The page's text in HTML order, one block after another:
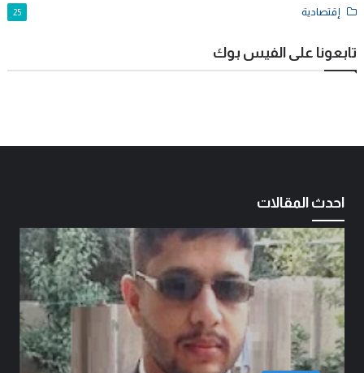
إقتصادية 25
تابعونا على الفيس بوك
احدث المقالات